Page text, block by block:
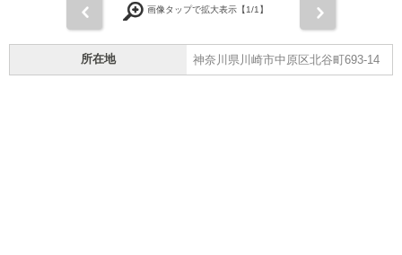
画像タップで拡大表示【1/1】
所在地 神奈川県川崎市中原区北谷町693-14